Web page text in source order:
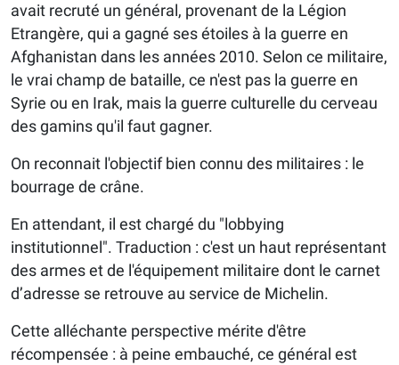
avait recruté un général, provenant de la Légion
Etrangère, qui a gagné ses étoiles à la guerre en
Afghanistan dans les années 2010. Selon ce militaire,
le vrai champ de bataille, ce n'est pas la guerre en
Syrie ou en Irak, mais la guerre culturelle du cerveau
des gamins qu'il faut gagner.
On reconnait l'objectif bien connu des militaires : le
bourrage de crâne.
En attendant, il est chargé du "lobbying
institutionnel". Traduction : c'est un haut représentant
des armes et de l'équipement militaire dont le carnet
d’adresse se retrouve au service de Michelin.
Cette alléchante perspective mérite d'être
récompensée : à peine embauché, ce général est